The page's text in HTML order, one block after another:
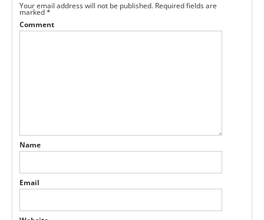
Your email address will not be published. Required fields are
marked*
Comment
Name
Email